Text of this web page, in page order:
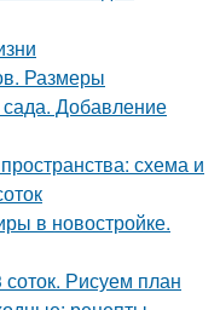
Размеры
Добавление
схема и
в новостройке.
соток. Рисуем план